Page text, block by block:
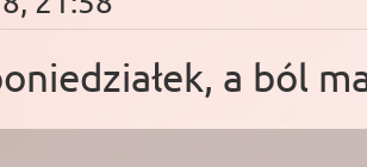
a ból